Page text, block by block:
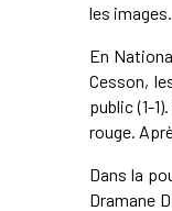
les images.
En
Cesson,
public (1-
rouge.
Dans la
Dramane